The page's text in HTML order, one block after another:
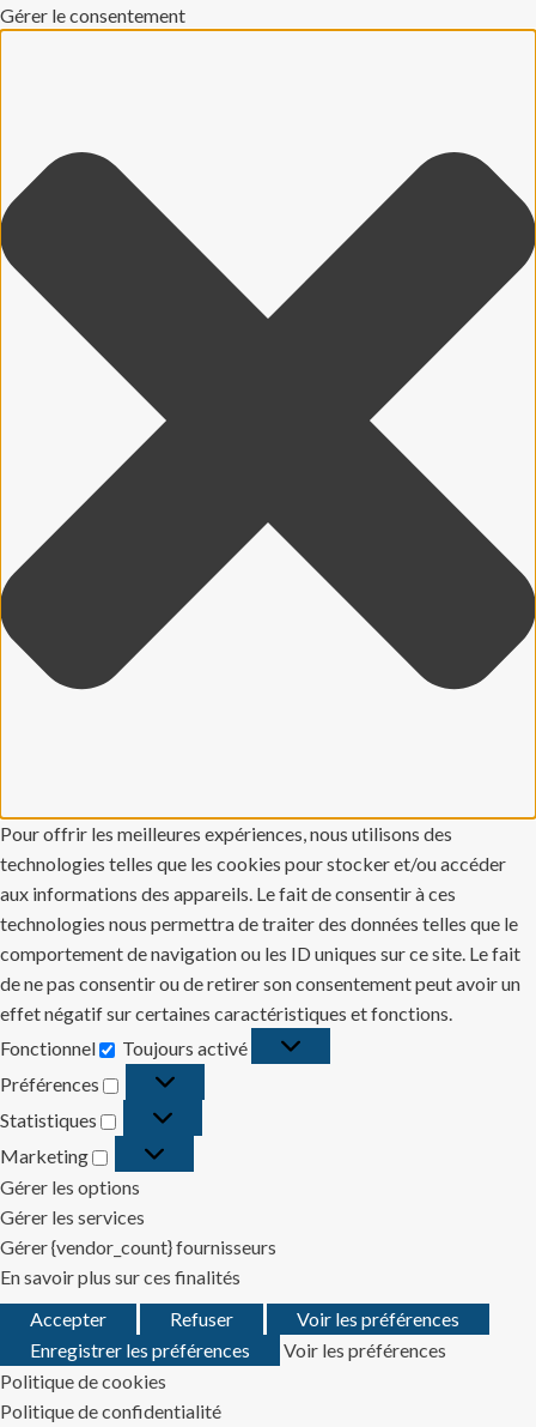
Gérer le consentement
Pour offrir les meilleures expériences, nous utilisons des
technologies telles que les cookies pour stocker et/ou accéder
aux informations des appareils. Le fait de consentir à ces
technologies nous permettra de traiter des données telles que le
comportement de navigation ou les ID uniques sur ce site. Le fait
de ne pas consentir ou de retirer son consentement peut avoir un
effet négatif sur certaines caractéristiques et fonctions.
Fonctionnel
Fonctionnel
Toujours activé
Préférences
Préférences
Statistiques
Statistiques
Marketing
Marketing
Gérer les options
Gérer les services
Gérer {vendor_count} fournisseurs
En savoir plus sur ces finalités
Accepter
Refuser
Voir les préférences
Enregistrer les préférences
Voir les préférences
Politique de cookies
Politique de confidentialité